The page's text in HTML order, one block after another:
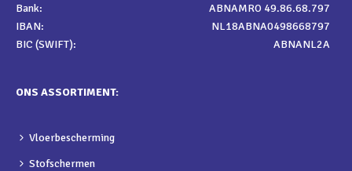
Bank:
ABNAMRO 49.86.68.797
IBAN:
NL18ABNA0498668797
BIC (SWIFT):
ABNANL2A
ONS ASSORTIMENT:
Vloerbescherming
Stofschermen